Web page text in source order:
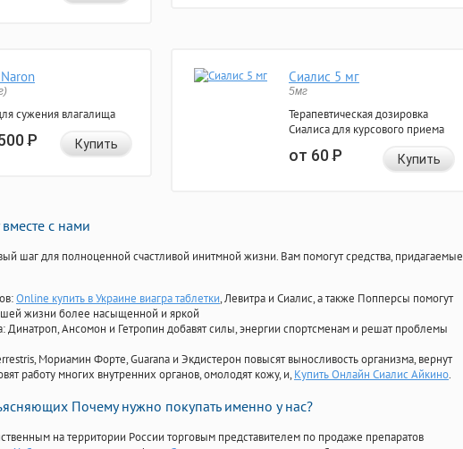
сужения влагалища
Р Купить
Сиалис 5 мг
5мг
Терапевтическая дозировка
Сиалиса для курсового приема
от 60Р Купить
с нами
шаг для полноценной счастливой инитмной жизни. Вам помогут средства, придагаемые
Online купить в Украине виагра таблетки, Левитра и Сиалис, а также Попперсы помогут
жизни более насыщенной и яркой
: Динатроп, Ансомон и Гетропин добавят силы, энергии спортсменам и решат проблемы
Мориамин Форте, Guarana и Экдистерон повысят выносливость организма, вернут
работу многих внутренних органов, омолодят кожу, и, Купить Онлайн Сиалис Айкино.
Почему нужно покупать именно у нас?
на территории России торговым представителем по продаже препаратов